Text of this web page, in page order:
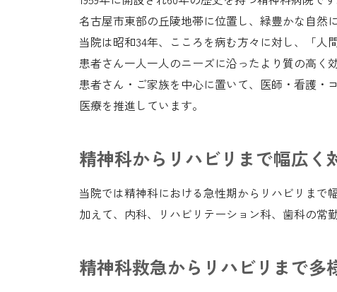
名古屋市東部の丘陵地帯に位置し、緑豊かな自然
当院は昭和34年、こころを病む方々に対し、「人
患者さん一人一人のニーズに沿ったより質の高く
患者さん・ご家族を中心に置いて、医師・看護・
医療を推進しています。
精神科からリハビリまで幅広く
当院では精神科における急性期からリハビリまで
加えて、内科、リハビリテーション科、歯科の常
精神科救急からリハビリまで多